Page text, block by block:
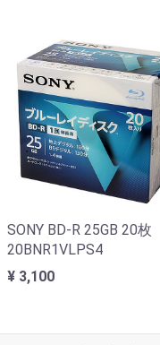
SONY BD-R 25GB 20枚
20BNR1VLPS4
¥ 3,100